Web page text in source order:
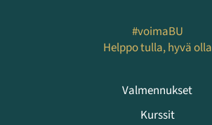
#voimaBU
Helppo tulla, hyvä olla
Valmennukset
Kurssit